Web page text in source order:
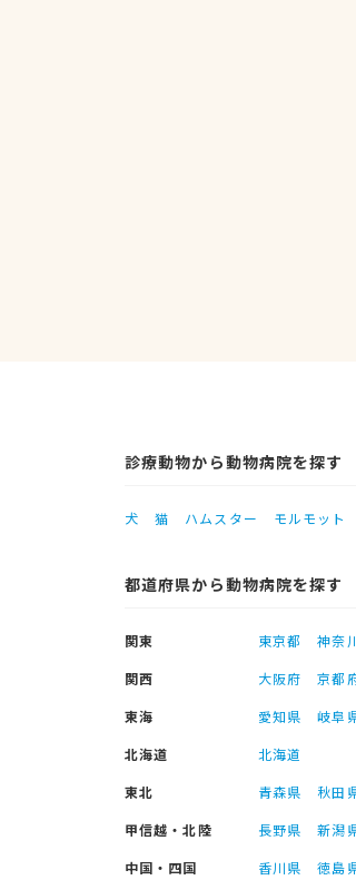
診療動物から動物病院を探す
犬 猫 ハムスター モルモット
都道府県から動物病院を探す
関東 東京都 神奈
関西
大阪府 京都
東海
愛知県 岐阜
北海道
北海道
東北
青森県 秋田
甲信越・北陸
長野県 新潟
中国・四国
香川県 徳島